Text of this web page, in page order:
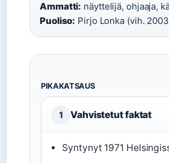
Ammatti: näyttelijä, ohjaaja,
Puoliso: Pirjo Lonka (vih.
PIKAKATSAUS
1 Vahvistetut faktat
Syntynyt 1971